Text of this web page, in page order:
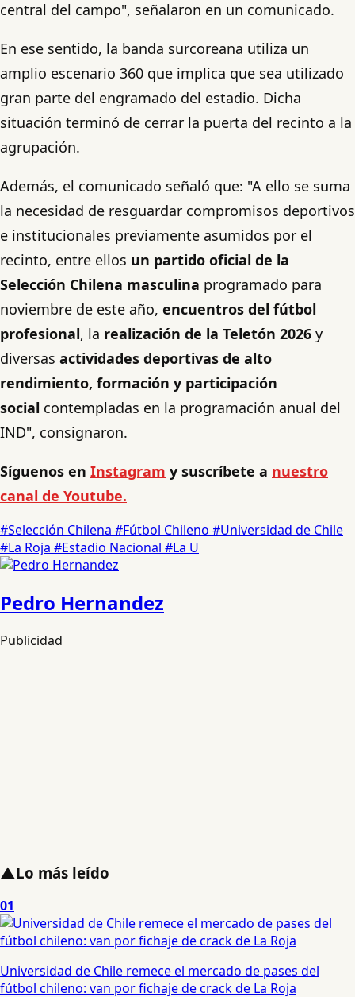
central del campo", señalaron en un comunicado.
En ese sentido, la banda surcoreana utiliza un
amplio escenario 360 que implica que sea utilizado
gran parte del engramado del estadio. Dicha
situación terminó de cerrar la puerta del recinto a la
agrupación.
Además, el comunicado señaló que: "A ello se suma
la necesidad de resguardar compromisos deportivos
e institucionales previamente asumidos por el
recinto, entre ellos un partido oficial de la
Selección Chilena masculina programado para
noviembre de este año, encuentros del fútbol
profesional, la realización de la Teletón 2026 y
diversas actividades deportivas de alto
rendimiento, formación y participación
social contempladas en la programación anual del
IND", consignaron.
Síguenos en Instagram y suscríbete a nuestro
canal de Youtube.
#Selección Chilena #Fútbol Chileno #Universidad de Chile
#La Roja #Estadio Nacional #La U
Pedro Hernandez
Publicidad
▲Lo más leído
01
Universidad de Chile remece el mercado de pases del
fútbol chileno: van por fichaje de crack de La Roja